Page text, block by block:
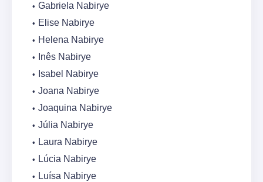
Gabriela Nabirye
Elise Nabirye
Helena Nabirye
Inês Nabirye
Isabel Nabirye
Joana Nabirye
Joaquina Nabirye
Júlia Nabirye
Laura Nabirye
Lúcia Nabirye
Luísa Nabirye